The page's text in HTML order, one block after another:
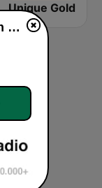
Unique Gold
Classic Rock Station en vivo